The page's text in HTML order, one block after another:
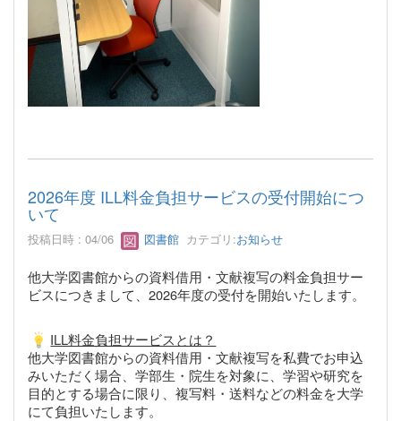
2026年度 ILL料金負担サービスの受付開始につ
いて
投稿日時 : 04/06 図書館 カテゴリ:お知らせ
他大学図書館からの資料借用・文献複写の料金負担サー
ビスにつきまして、2026年度の受付を開始いたします。
ILL料金負担サービスとは？
他大学図書館からの資料借用・文献複写を私費でお申込
みいただく場合、学部生・院生を対象に、学習や研究を
目的とする場合に限り、複写料・送料などの料金を大学
にて負担いたします。